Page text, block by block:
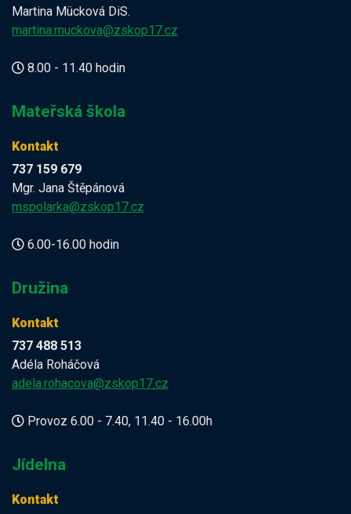
Martina Mücková DiS.
martina.muckova@zskop17.cz
8.00 - 11.40 hodin
Mateřská škola
Kontakt
737 159 679
Mgr. Jana Štěpánová
mspolarka@zskop17.cz
6.00-16.00 hodin
Družina
Kontakt
737 488 513
Adéla Roháčová
adela.rohacova@zskop17.cz
Provoz 6.00 - 7.40, 11.40 - 16.00h
Jídelna
Kontakt